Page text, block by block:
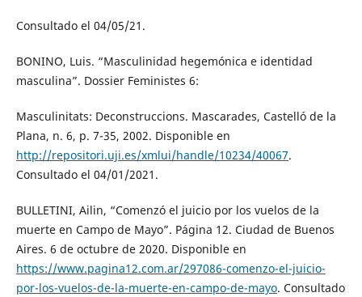
Consultado el 04/05/21.
BONINO, Luis. “Masculinidad hegemónica e identidad
masculina”. Dossier Feministes 6:
Masculinitats: Deconstruccions. Mascarades, Castelló de la
Plana, n. 6, p. 7-35, 2002. Disponible en
http://repositori.uji.es/xmlui/handle/10234/40067.
Consultado el 04/01/2021.
BULLETINI, Ailin, “Comenzó el juicio por los vuelos de la
muerte en Campo de Mayo”. Página 12. Ciudad de Buenos
Aires. 6 de octubre de 2020. Disponible en
https://www.pagina12.com.ar/297086-comenzo-el-juicio-
por-los-vuelos-de-la-muerte-en-campo-de-mayo. Consultado